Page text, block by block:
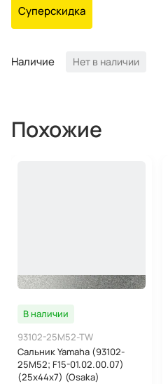
Суперскидка
Наличие Нет в наличии
Похожие
В наличии
93102-25M52-TW
Сальник Yamaha (93102-
25M52; F15-01.02.00.07)
(25x44x7) (Osaka)